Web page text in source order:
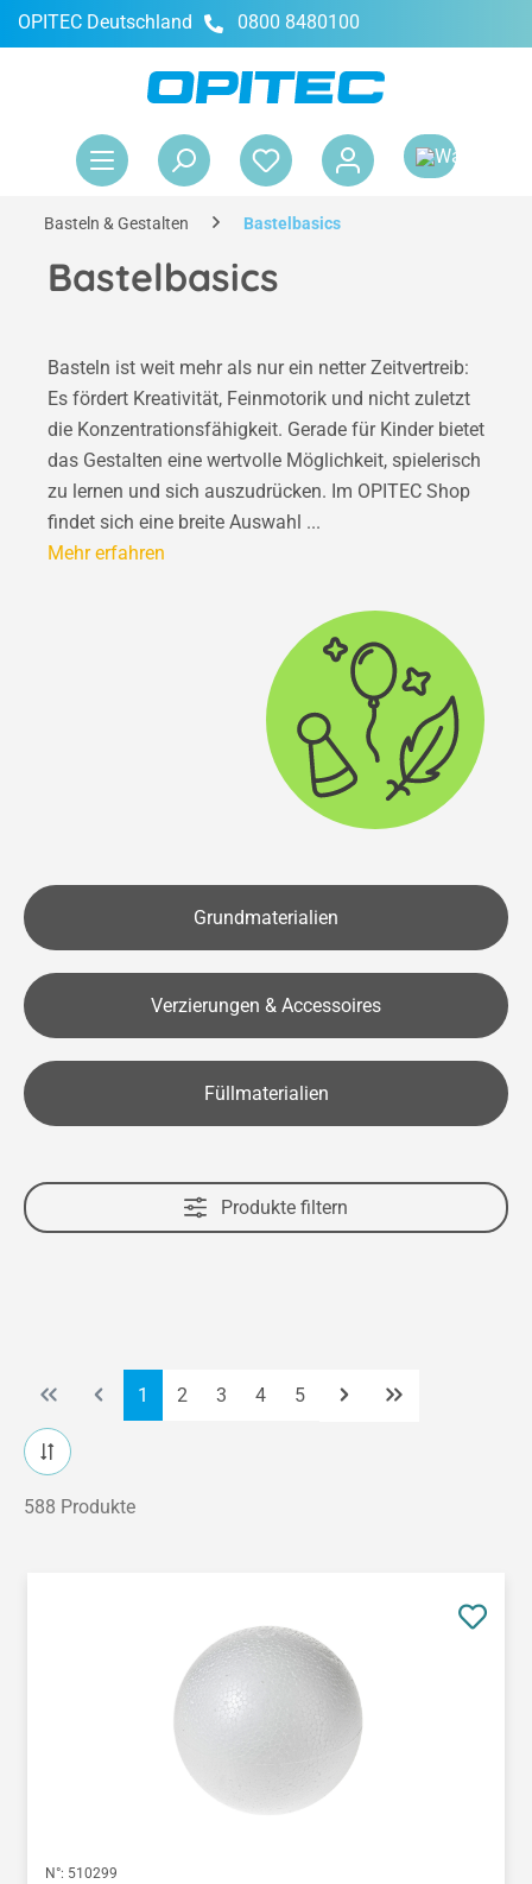
springen
OPITEC Deutschland 0800 8480100
Basteln & Gestalten Bastelbasics
Bastelbasics
Basteln ist weit mehr als nur ein netter Zeitvertreib:
Es fördert Kreativität, Feinmotorik und nicht zuletzt
die Konzentrationsfähigkeit. Gerade für Kinder bietet
das Gestalten eine wertvolle Möglichkeit, spielerisch
zu lernen und sich auszudrücken. Im OPITEC Shop
findet sich eine breite Auswahl ...
Mehr erfahren
Grundmaterialien
Verzierungen & Accessoires
Füllmaterialien
Produkte filtern
Seite
1 Seite
2 Seite
3 Seite
4 Seite
5
588 Produkte
N°: 510299